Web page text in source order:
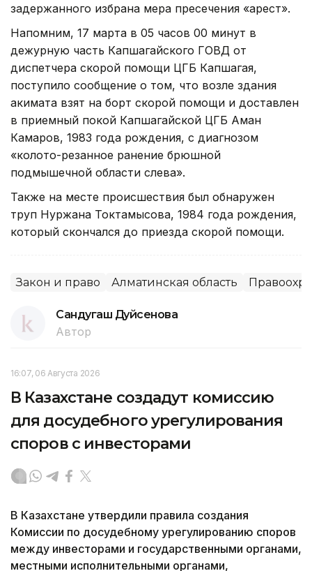
задержанного избрана мера пресечения «арест».
Напомним, 17 марта в 05 часов 00 минут в
дежурную часть Капшагайского ГОВД от
диспетчера скорой помощи ЦГБ Капшагая,
поступило сообщение о том, что возле здания
акимата взят на борт скорой помощи и доставлен
в приемный покой Капшагайской ЦГБ Аман
Камаров, 1983 года рождения, с диагнозом
«колото-резанное ранение брюшной
подмышечной области слева».
Также на месте происшествия был обнаружен
труп Нуржана Токтамысова, 1984 года рождения,
который скончался до приезда скорой помощи.
Закон и право Алматинская область
Сандугаш Дуйсенова
Автор
16:07, 06 Августа 2026
В Казахстане создадут комиссию
для досудебного урегулирования
споров с инвесторами
В Казахстане утвердили правила создания
Комиссии по досудебному урегулированию споров
между инвесторами и государственными органами,
местными исполнительными органами,